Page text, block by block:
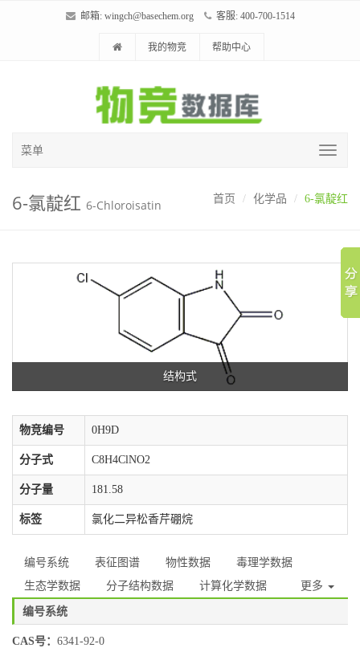
邮箱: wingch@basechem.org 客服: 400-700-1514
我的物竞 帮助中心
菜单
6-氯靛红 6-Chloroisatin 首页 化学品 6-氯靛红
结构式
物竞编号 0H9D
分子式 C8H4ClNO2
分子量 181.58
标签 氯化二异松香芹硼烷
编号系统 表征图谱 物性数据
毒理学数据
生态学数据
分子结构数据 计算化学数据 更多
编号系统
CAS号： 6341-92-0